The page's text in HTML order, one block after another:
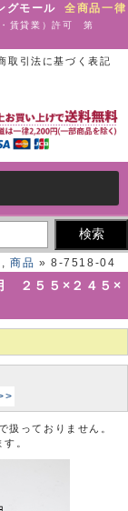
グモール全商品一律
賃貸業）許可 第
取引法に基づく表記
, 商品 » 8-7518-04
００ｍｍ[個](as1-8-
２５５×２４５×
扱っておりません。
。